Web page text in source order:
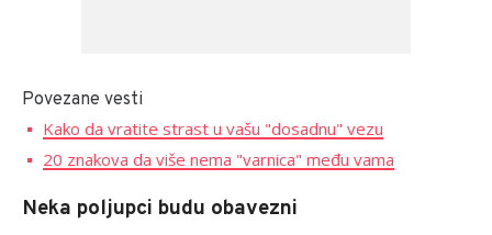
Povezane vesti
Kako da vratite strast u vašu "dosadnu" vezu
20 znakova da više nema "varnica" među vama
Neka poljupci budu obavezni